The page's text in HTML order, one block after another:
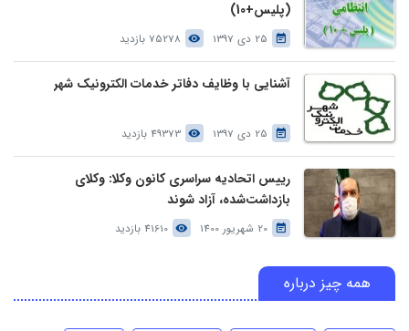
(پلیس+10)
25 دی 1397 75278 بازدید
آشنایی با وظایف دفاتر خدمات الکترونیک شهر
25 دی 1397 49373 بازدید
رییس اتحادیه سراسری کانون وکلا: وکلای
بازداشت‌شده، آزاد شوند
20 شهریور 1400 41610 بازدید
همه چیز درباره